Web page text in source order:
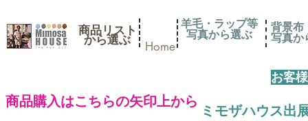
商品リスト
​から選ぶ Home
​商品購入はこちらの矢印上から
羊毛・ラップ等
写真から選ぶ
背景布
写真か
お客
ミモザハウス出